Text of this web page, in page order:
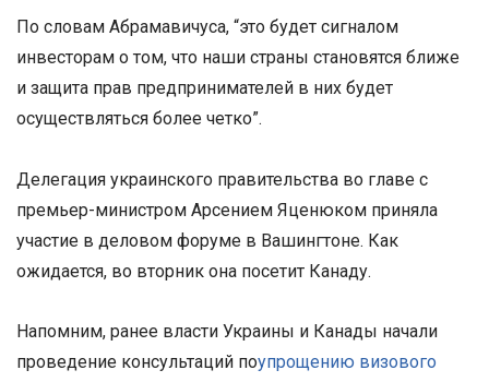
По словам Абрамавичуса, “это будет сигналом
инвесторам о том, что наши страны становятся ближе
и защита прав предпринимателей в них будет
осуществляться более четко”.
Делегация украинского правительства во главе с
премьер-министром Арсением Яценюком приняла
участие в деловом форуме в Вашингтоне. Как
ожидается, во вторник она посетит Канаду.
Напомним, ранее власти Украины и Канады начали
проведение консультаций поупрощению визового